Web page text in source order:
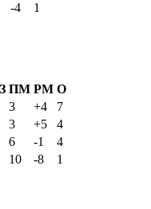
-4
1
ПМ РМ О
3 +4
7
3 +5
4
6 -1
4
10 -8
1